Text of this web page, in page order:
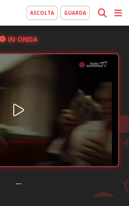
ASCOLTA GUARDA
IN ONDA
...